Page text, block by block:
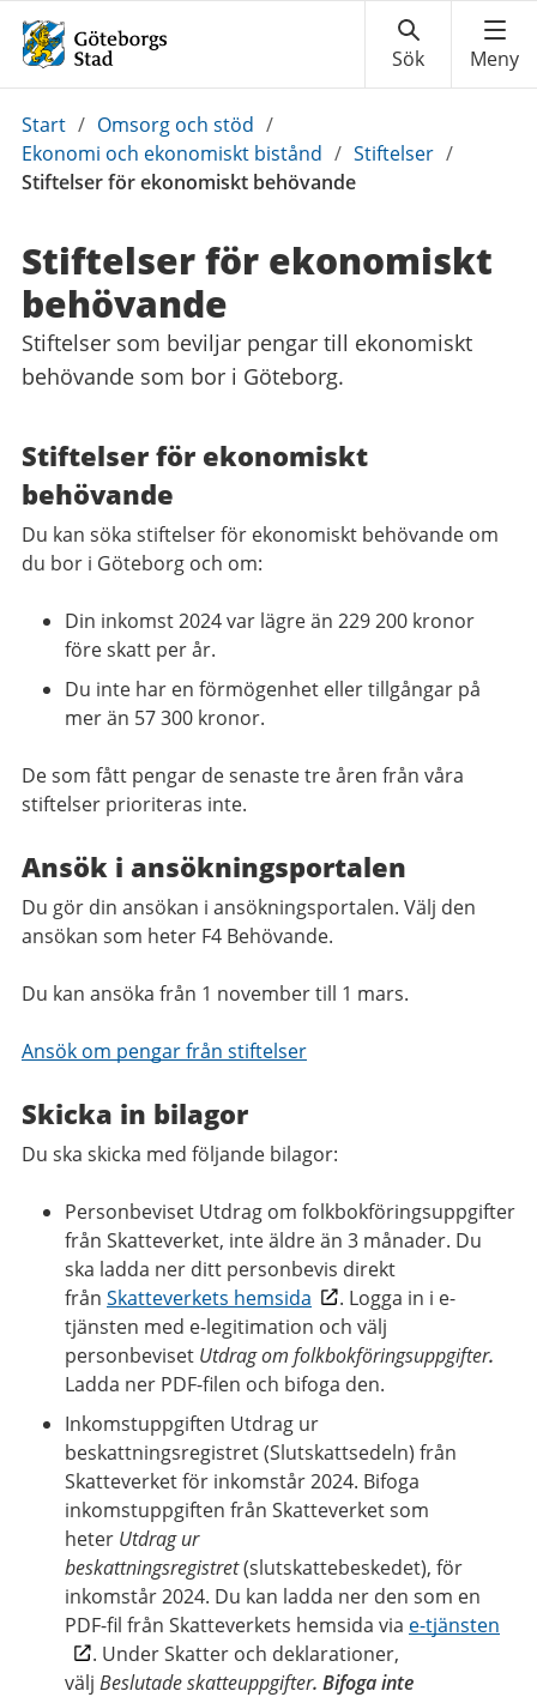
Du
är
här:
Start / Omsorg och stöd /
Ekonomi och ekonomiskt bistånd / Stiftelser /
Stiftelser för ekonomiskt behövande
Stiftelser för ekonomiskt
behövande
Stiftelser som beviljar pengar till ekonomiskt
behövande som bor i Göteborg.
Stiftelser för ekonomiskt
behövande
Du kan söka stiftelser för ekonomiskt behövande om
du bor i Göteborg och om:
Din inkomst 2024 var lägre än 229 200 kronor
före skatt per år.
Du inte har en förmögenhet eller tillgångar på
mer än 57 300 kronor.
De som fått pengar de senaste tre åren från våra
stiftelser prioriteras inte.
Ansök i ansökningsportalen
Du gör din ansökan i ansökningsportalen. Välj den
ansökan som heter F4 Behövande.
Du kan ansöka från 1 november till 1 mars.
Ansök om pengar från stiftelser
Skicka in bilagor
Du ska skicka med följande bilagor:
Personbeviset Utdrag om folkbokföringsuppgifter
från Skatteverket, inte äldre än 3 månader. Du
ska ladda ner ditt personbevis direkt
från Skatteverkets hemsida
. Logga in i e-
tjänsten med e-legitimation och välj
personbeviset Utdrag om folkbokföringsuppgifter.
Ladda ner PDF-filen och bifoga den.
Inkomstuppgiften Utdrag ur
beskattningsregistret (Slutskattsedeln) från
Skatteverket för inkomstår 2024. Bifoga
inkomstuppgiften från Skatteverket som
heter Utdrag ur
beskattningsregistret(slutskattebeskedet), för
inkomstår 2024. Du kan ladda ner den som en
PDF-fil från Skatteverkets hemsida via e-tjänsten
. Under Skatter och deklarationer,
välj Beslutade skatteuppgifter. Bifoga inte